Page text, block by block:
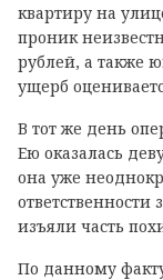
квартиру на
проник
рублей, а также
ущерб
В тот же день
Ею оказалась
она уже
изъяли часть
По данному